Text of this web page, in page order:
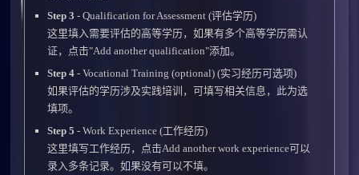
Step 3 - Qualification for Assessment (评估学历)
这里填入需要评估的高等学历，如果有多个高等学历需认
证，点击"Add another qualification"添加。
Step 4 - Vocational Training (optional) (实习经历可选项)
如果评估的学历涉及实践培训，可填写相关信息，此为选
填项。
Step 5 - Work Experience (工作经历)
这里填写工作经历，点击Add another work experience可以
录入多条记录。如果没有可以不填。